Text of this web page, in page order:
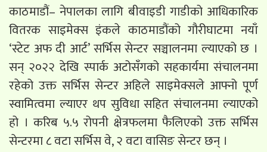
काठमाडौं– नेपालका लागि बीवाइडी गाडीको आधिकारिक
वितरक साइमेक्स इंकले काठमाडौंको गौरीघाटमा नयाँ
‘स्टेट अफ दी आर्ट’ सर्भिस सेन्टर सञ्चालनमा ल्याएको छ ।
सन् २०२२ देखि स्पार्क अटोसँगको सहकार्यमा संचालनमा
रहेको उक्त सर्भिस सेन्टर अहिले साइमेक्सले आफ्नो पूर्ण
स्वामित्वमा ल्याएर थप सुविधा सहित संचालनमा ल्याएको
हो । करिब ५.५ रोपनी क्षेत्रफलमा फैलिएको उक्त सर्भिस
सेन्टरमा ८ वटा सर्भिस वे, २ वटा वासिङ सेन्टर छन् ।